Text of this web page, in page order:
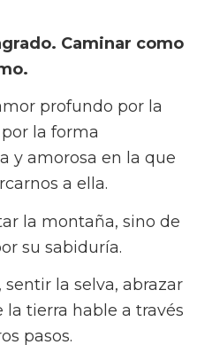
Caminar como
profundo por la
la forma
y amorosa en la que
a ella.
la montaña, sino de
su sabiduría.
la selva, abrazar
tierra hable a través
pasos.